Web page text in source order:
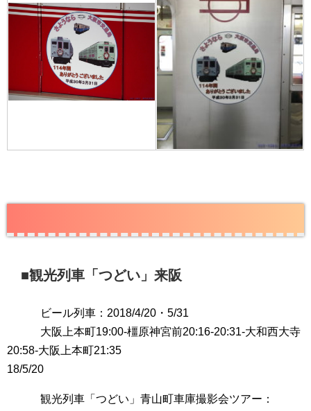
■観光列車「つどい」来阪
ビール列車：2018/4/20・5/31
大阪上本町19:00-橿原神宮前20:16-20:31-大和西大寺
20:58-大阪上本町21:35
18/5/20
観光列車「つどい」青山町車庫撮影会ツアー：